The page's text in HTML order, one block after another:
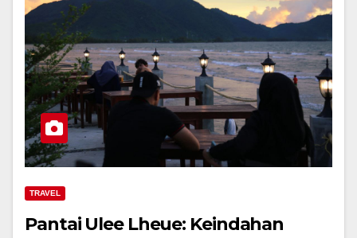
TRAVEL
Pantai Ulee Lheue: Keindahan